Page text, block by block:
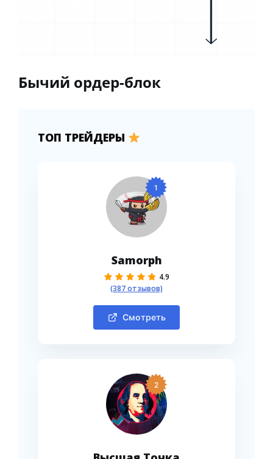
Бычий ордер-блок
ТОП ТРЕЙДЕРЫ
1
Samorph
4.9
(387 отзывов)
Смотреть
2